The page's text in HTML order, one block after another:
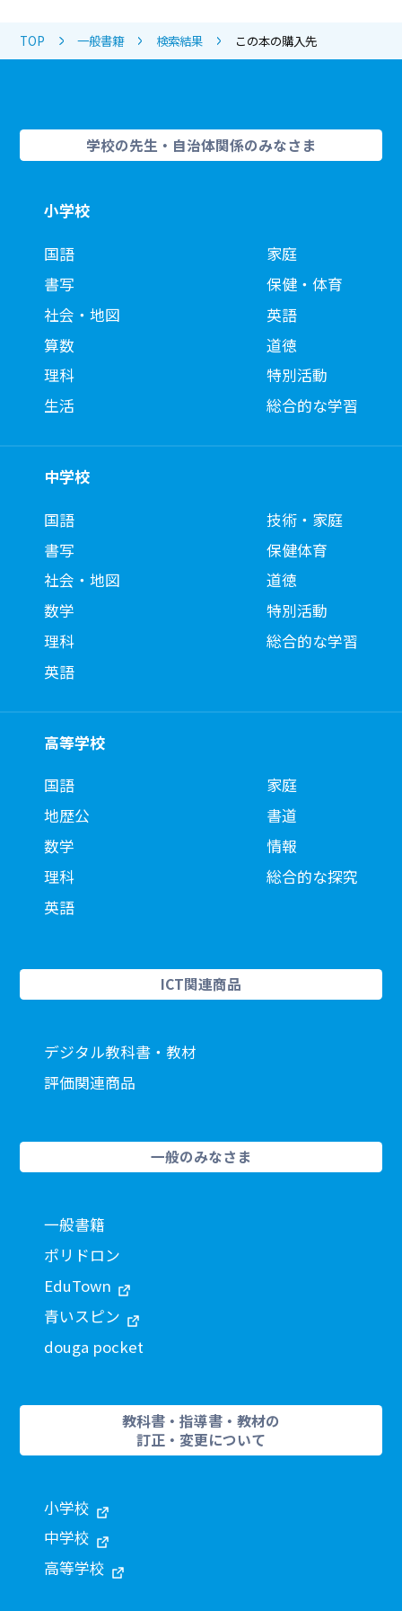
TOP 一般書籍 検索結果 この本の購入先
学校の先生・自治体関係のみなさま
小学校
国語
書写
社会・地図
算数
理科
生活
家庭
保健・体育
英語
道徳
特別活動
総合的な学習
中学校
国語
書写
社会・地図
数学
理科
英語
技術・家庭
保健体育
道徳
特別活動
総合的な学習
高等学校
国語
地歴公
数学
理科
英語
家庭
書道
情報
総合的な探究
ICT関連商品
デジタル教科書・教材
評価関連商品
一般のみなさま
一般書籍
ポリドロン
EduTown
青いスピン
douga pocket
教科書・指導書・教材の
訂正・変更について
小学校
中学校
高等学校